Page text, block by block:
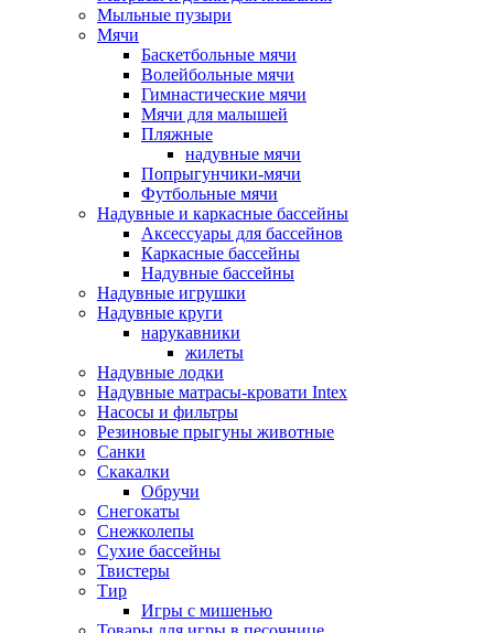
Мыльные пузыри
Мячи
Баскетбольные мячи
Волейбольные мячи
Гимнастические мячи
Мячи для малышей
Пляжные
надувные мячи
Попрыгунчики-мячи
Футбольные мячи
Надувные и каркасные бассейны
Аксессуары для бассейнов
Каркасные бассейны
Надувные бассейны
Надувные игрушки
Надувные круги
нарукавники
жилеты
Надувные лодки
Надувные матрасы-кровати Intex
Насосы и фильтры
Резиновые прыгуны животные
Санки
Скакалки
Обручи
Снегокаты
Снежколепы
Сухие бассейны
Твистеры
Тир
Игры с мишенью